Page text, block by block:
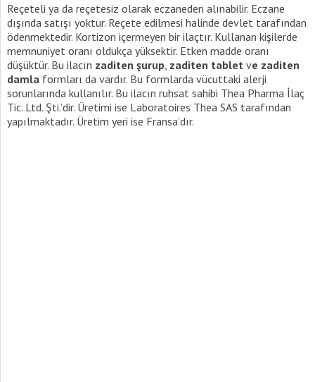
Reçeteli ya da reçetesiz olarak eczaneden alınabilir. Eczane
dışında satışı yoktur. Reçete edilmesi halinde devlet tarafından
ödenmektedir. Kortizon içermeyen bir ilaçtır. Kullanan kişilerde
memnuniyet oranı oldukça yüksektir. Etken madde oranı
düşüktür. Bu ilacın zaditen şurup zaditen tablet ve zaditen
damla formları da vardır. Bu formlarda vücuttaki alerji
sorunlarında kullanılır. Bu ilacın ruhsat sahibi Thea Pharma İlaç
Tic. Ltd. Şti.’dir. Üretimi ise Laboratoires Thea SAS tarafından
yapılmaktadır. Üretim yeri ise Fransa’dır.